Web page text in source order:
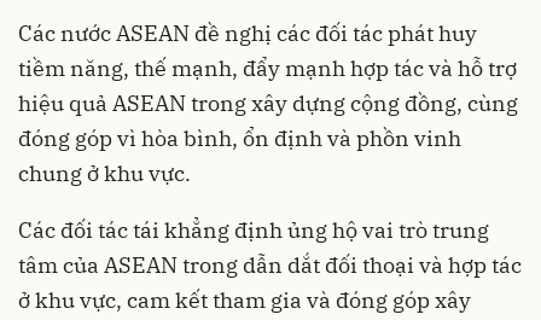
Các nước ASEAN đề nghị các đối tác phát huy
tiềm năng, thế mạnh, đẩy mạnh hợp tác và hỗ trợ
hiệu quả ASEAN trong xây dựng cộng đồng, cùng
đóng góp vì hòa bình, ổn định và phồn vinh
chung ở khu vực.
Các đối tác tái khẳng định ủng hộ vai trò trung
tâm của ASEAN trong dẫn dắt đối thoại và hợp tác
ở khu vực, cam kết tham gia và đóng góp xây